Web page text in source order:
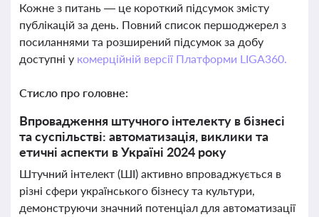
Кожне з питань — це короткий підсумок змісту
публікацій за день. Повний список першоджерел з
посиланнями та розширений підсумок за добу
доступні у комерційній версії Платформи LIGA360.
Стисло про головне:
Впровадження штучного інтелекту в бізнесі
та суспільстві: автоматизація, виклики та
етичні аспекти в Україні 2024 року
Штучний інтелект (ШІ) активно впроваджується в
різні сфери українського бізнесу та культури,
демонструючи значний потенціал для автоматизації